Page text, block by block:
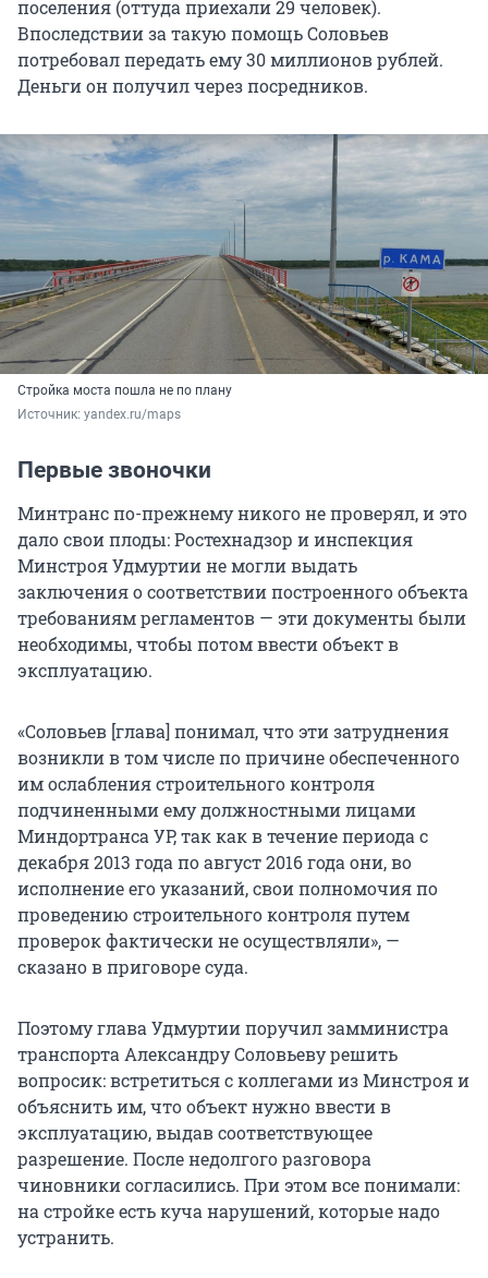
поселения (оттуда приехали29 человек).
Впоследствии за такую помощь Соловьев
потребовал передать ему30миллионов рублей.
Деньги он получил через посредников.
Стройка моста пошла не по плану
Источник: yandex.ru/maps
Первые звоночки
Минтранс по-прежнему никого не проверял, и это
дало свои плоды: Ростехнадзор и инспекция
Минстроя Удмуртии не могли выдать
заключения о соответствии построенного объекта
требованиям регламентов — эти документы были
необходимы, чтобы потом ввести объект в
эксплуатацию.
«Соловьев [глава] понимал, что эти затруднения
возникли в том числе по причине обеспеченного
им ослабления строительного контроля
подчиненными ему должностными лицами
Миндортранса УР, так как в течение периода с
декабря 2013 года по август 2016 года они, во
исполнение его указаний, свои полномочия по
проведению строительного контроля путем
проверок фактически не осуществляли», —
сказано в приговоре суда.
Поэтому глава Удмуртии поручил замминистра
транспорта Александру Соловьеву решить
вопросик: встретиться с коллегами из Минстроя и
объяснить им, что объект нужно ввести в
эксплуатацию, выдав соответствующее
разрешение. После недолгого разговора
чиновники согласились. При этом все понимали:
на стройке есть куча нарушений, которые надо
устранить.